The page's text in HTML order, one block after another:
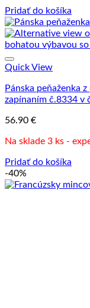
Pridať do košíka
Quick View
Pánska peňaženka
zapínaním č.8334 v
56.90 €
Na sklade 3 ks -
Pridať do košíka
-40%